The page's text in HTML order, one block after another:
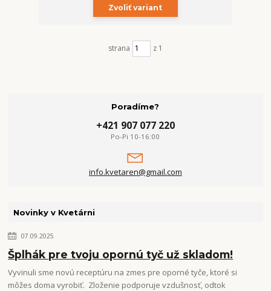
Zvoliť variant
strana z 1
Poradíme?
+421 907 077 220
Po-Pi 10-16:00
info.kvetaren@gmail.com
Novinky v Kvetárni
07.09.2025
Šplhák pre tvoju opornú tyč už skladom!
Vyvinuli sme novú receptúru na zmes pre oporné tyče, ktoré si
môžes doma vyrobiť. Zloženie podporuje vzdušnosť, odtok